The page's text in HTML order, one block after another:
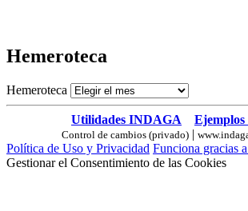
Hemeroteca
Hemeroteca
Utilidades INDAGA Ejemplos
Control de cambios (privado) |
Política de Uso y Privacidad Funciona gracias
Gestionar el Consentimiento de las Cookies